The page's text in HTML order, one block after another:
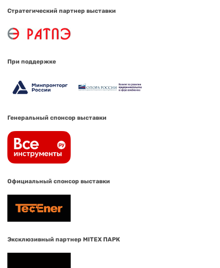
Стратегический партнер выставки
При поддержке
Генеральный спонсор выставки
Официальный спонсор выставки
Эксклюзивный партнер MITEX ПАРК